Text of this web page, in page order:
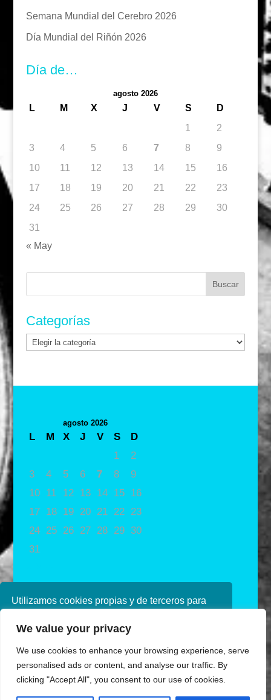
Utilizamos cookies propias y de terceros para
navegando, consideramos que acepta su uso.
política de cookies consulte nuestra
Política de
privacidad
We value your privacy
We use cookies to enhance your browsing experience, serve
personalised ads or content, and analyse our traffic. By
clicking "Accept All", you consent to our use of cookies.
Semana Mundial del Cerebro 2026
Día Mundial del Riñón 2026
Día de…
agosto 2026
L M X J V S
D
1
2
3
4 5 6 7 8
9
10
11 12 13 14 15
16
17
18 19 20 21 22
23
24
25 26 27 28 29
30
31
« May
Buscar:
Categorías
Categorías
agosto 2026
L M X J V S
D
1
2
3
4 5 6 7 8
9
10
11 12 13 14 15
16
17
18 19 20 21 22
23
24
25 26 27 28 29 30
31